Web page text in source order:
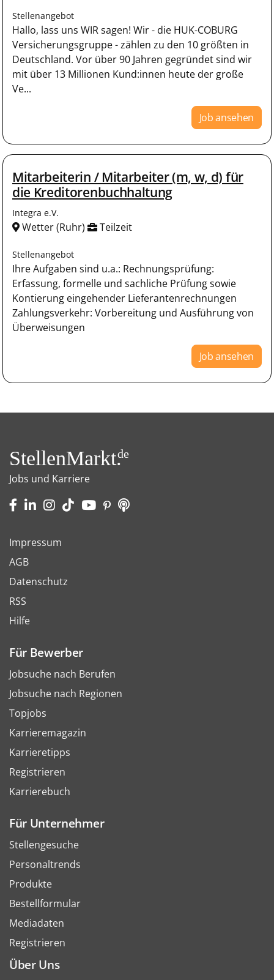
Stellenangebot
Hallo, lass uns WIR sagen! Wir - die HUK-COBURG
Versicherungsgruppe - zählen zu den 10 größten in
Deutschland. Vor über 90 Jahren gegründet sind wir
mit über 13 Millionen Kund:innen heute der große
Ve...
Job ansehen
Mitarbeiterin / Mitarbeiter (m, w, d) für
die Kreditorenbuchhaltung
Integra e.V.
Wetter (Ruhr) Teilzeit
Stellenangebot
Ihre Aufgaben sind u.a.: Rechnungsprüfung:
Erfassung, formelle und sachliche Prüfung sowie
Kontierung eingehender Lieferantenrechnungen
Zahlungsverkehr: Vorbereitung und Ausführung von
Überweisungen
Job ansehen
StellenMarkt.de
Jobs und Karriere
Impressum
AGB
Datenschutz
RSS
Hilfe
Für Bewerber
Jobsuche nach Berufen
Jobsuche nach Regionen
Topjobs
Karrieremagazin
Karrieretipps
Registrieren
Karrierebuch
Für Unternehmer
Stellengesuche
Personaltrends
Produkte
Bestellformular
Mediadaten
Registrieren
Über Uns